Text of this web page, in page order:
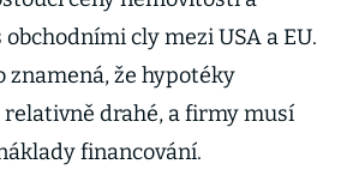
cly mezi USA a EU.
znamená, že hypotéky
drahé, a firmy musí
financování.